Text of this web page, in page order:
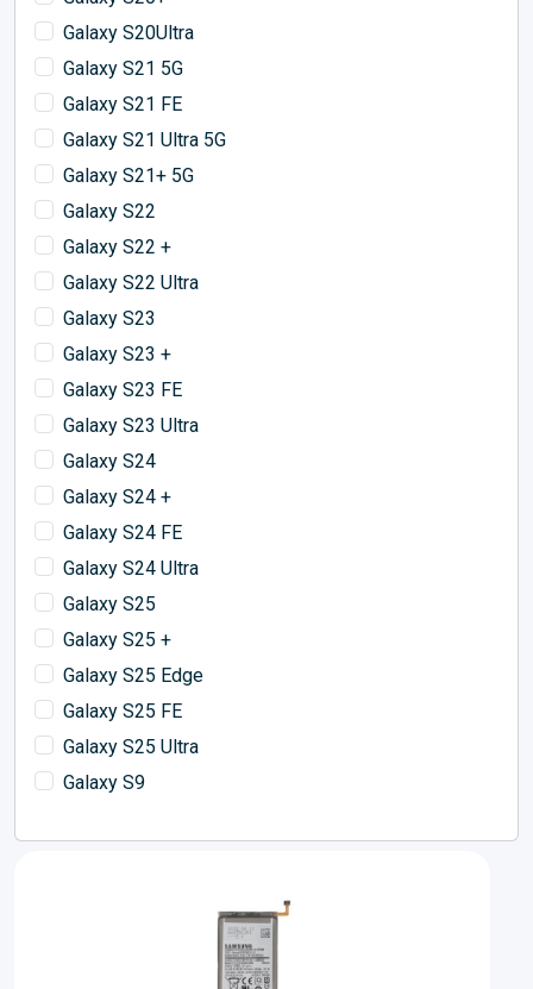
Galaxy S20Ultra
Galaxy S21 5G
Galaxy S21 FE
Galaxy S21 Ultra 5G
Galaxy S21+ 5G
Galaxy S22
Galaxy S22 +
Galaxy S22 Ultra
Galaxy S23
Galaxy S23 +
Galaxy S23 FE
Galaxy S23 Ultra
Galaxy S24
Galaxy S24 +
Galaxy S24 FE
Galaxy S24 Ultra
Galaxy S25
Galaxy S25 +
Galaxy S25 Edge
Galaxy S25 FE
Galaxy S25 Ultra
Galaxy S9